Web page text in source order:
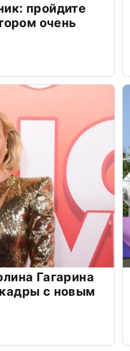
пройдите
очень
Гагарина
с новым